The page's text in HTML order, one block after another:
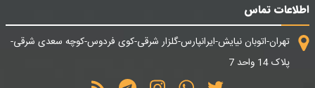
اطلاعات تماس
تهران-اتوبان نیایش-ایرانپارس-گلزار شرقی-کوی فردوس-کوچه سعدی شرقی-
پلاک 14 واحد 7